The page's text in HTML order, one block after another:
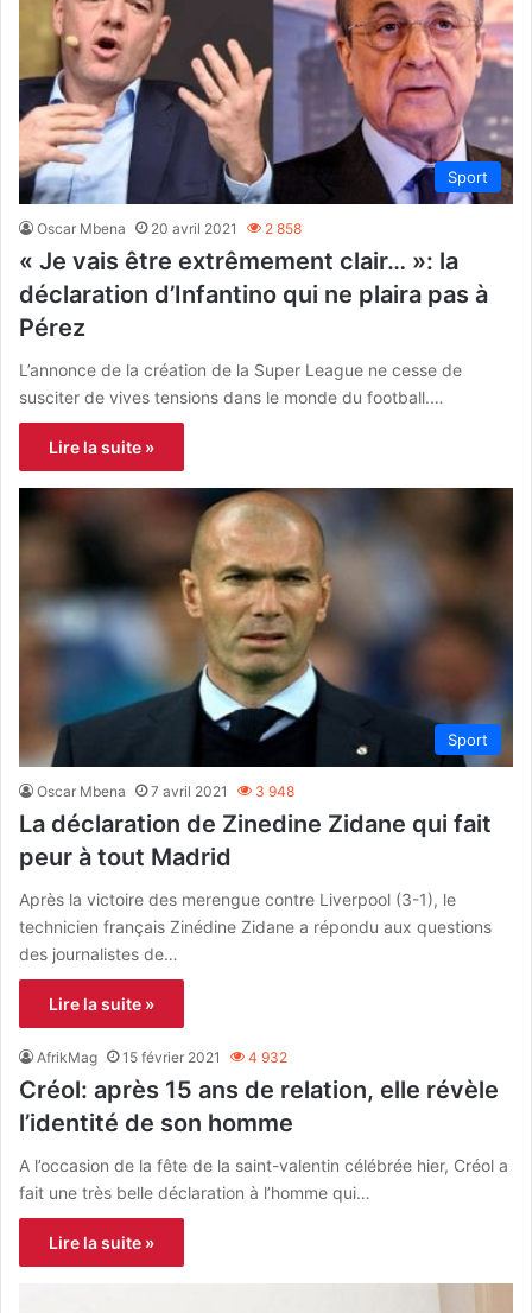
Sport
Oscar Mbena 20 avril 2021 2 858
« Je vais être extrêmement clair… »: la
déclaration d’Infantino qui ne plaira pas à
Pérez
L’annonce de la création de la Super League ne cesse de
susciter de vives tensions dans le monde du football.…
Lire la suite »
Sport
Oscar Mbena 7 avril 2021 3 948
La déclaration de Zinedine Zidane qui fait
peur à tout Madrid
Après la victoire des merengue contre Liverpool (3-1), le
technicien français Zinédine Zidane a répondu aux questions
des journalistes de…
Lire la suite »
AfrikMag 15 février 2021 4 932
Créol: après 15 ans de relation, elle révèle
l’identité de son homme
A l’occasion de la fête de la saint-valentin célébrée hier, Créol a
fait une très belle déclaration à l’homme qui…
Lire la suite »